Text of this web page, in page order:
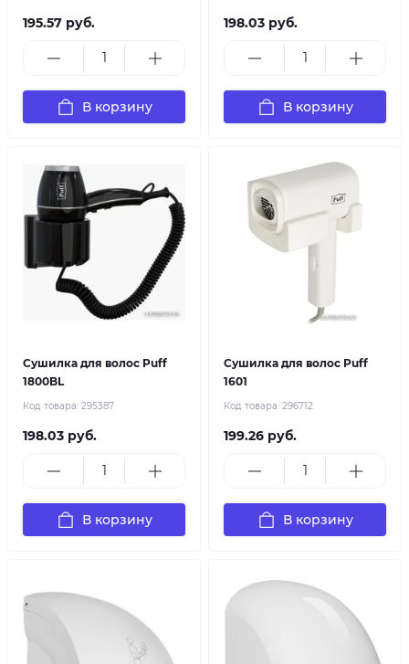
195.57 руб.
В корзину
198.03 руб.
В корзину
Сушилка для волос Puff
1800BL
Код товара: 295387
198.03 руб.
В корзину
Сушилка для волос Puff
1601
Код товара: 296712
199.26 руб.
В корзину